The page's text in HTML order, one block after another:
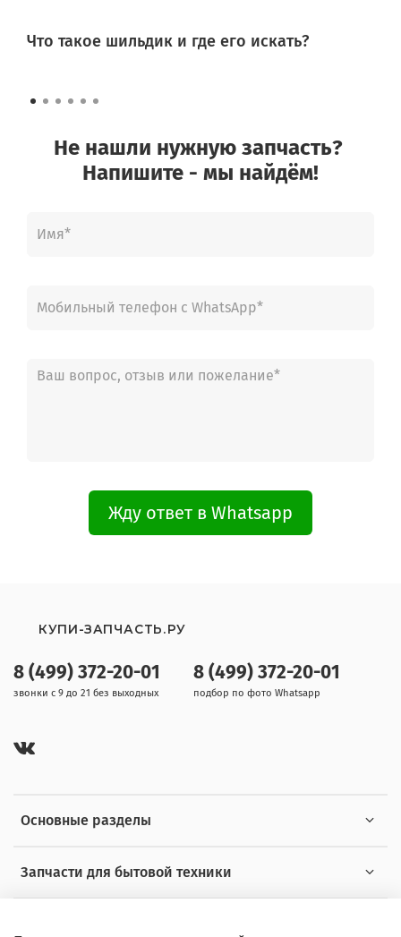
Что такое шильдик и где его искать?
Не нашли нужную запчасть?
Напишите - мы найдём!
Жду ответ в Whatsapp
Основные разделы
Запчасти для бытовой техники
8 (499) 372-20-01
звонки с 9 до 21 без выходных
8 (499) 372-20-01
подбор по фото Whatsapp
КУПИ-ЗАПЧАСТЬ.РУ